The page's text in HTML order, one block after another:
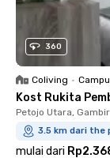
360
Coliving •
Kost Rukita
Petojo Utara, Gambir
3.5 km dari the
mulai dari